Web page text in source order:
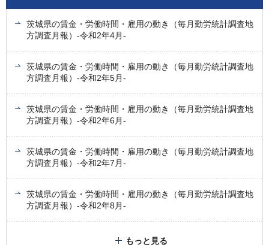
茨城県の賃金・労働時間・雇用の動き（毎月勤労統計調査地
方調査月報）-令和2年4月-
茨城県の賃金・労働時間・雇用の動き（毎月勤労統計調査地
方調査月報）-令和2年5月-
茨城県の賃金・労働時間・雇用の動き（毎月勤労統計調査地
方調査月報）-令和2年6月-
茨城県の賃金・労働時間・雇用の動き（毎月勤労統計調査地
方調査月報）-令和2年7月-
茨城県の賃金・労働時間・雇用の動き（毎月勤労統計調査地
方調査月報）-令和2年8月-
もっと見る